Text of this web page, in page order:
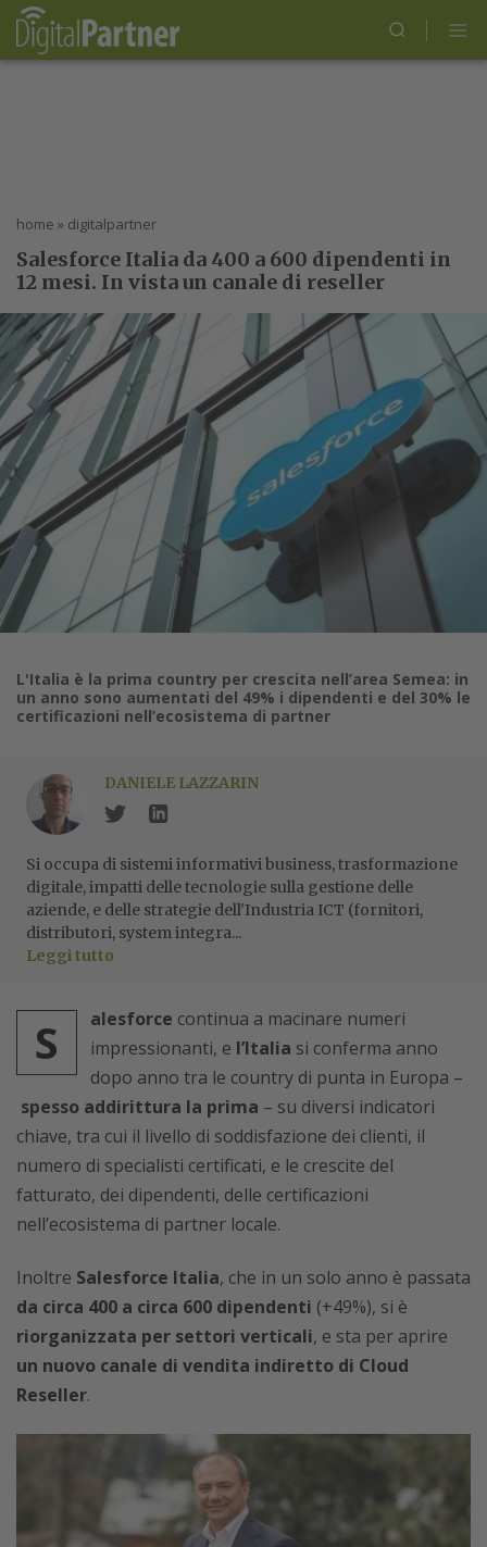
home » digitalpartner
Salesforce Italia da 400 a 600 dipendenti in
12 mesi. In vista un canale di reseller
L'Italia è la prima country per crescita nell’area Semea: in
un anno sono aumentati del 49% i dipendenti e del 30% le
certificazioni nell’ecosistema di partner
DANIELE LAZZARIN
Si occupa di sistemi informativi business, trasformazione
digitale, impatti delle tecnologie sulla gestione delle
aziende, e delle strategie dell'Industria ICT (fornitori,
distributori, system integra...
Leggi tutto
S alesforce continua a macinare numeri
impressionanti, e l’Italia si conferma anno
dopo anno tra le country di punta in Europa –
spesso addirittura la prima – su diversi indicatori
chiave, tra cui il livello di soddisfazione dei clienti, il
numero di specialisti certificati, e le crescite del
fatturato, dei dipendenti, delle certificazioni
nell’ecosistema di partner locale.
Inoltre Salesforce Italia, che in un solo anno è passata
da circa 400 a circa 600 dipendenti (+49%), si è
riorganizzata per settori verticali, e sta per aprire
un nuovo canale di vendita indiretto di Cloud
Reseller.